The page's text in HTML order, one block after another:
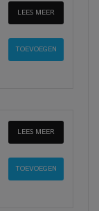
LEES MEER
LEES MEER